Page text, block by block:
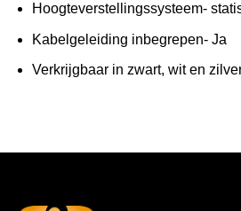
Hoogteverstellingssysteem-
Kabelgeleiding inbegrepen- Ja
Verkrijgbaar in zwart, wit en